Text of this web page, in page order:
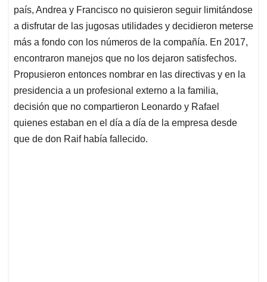
país, Andrea y Francisco no quisieron seguir limitándose
a disfrutar de las jugosas utilidades y decidieron meterse
más a fondo con los números de la compañía. En 2017,
encontraron manejos que no los dejaron satisfechos.
Propusieron entonces nombrar en las directivas y en la
presidencia a un profesional externo a la familia,
decisión que no compartieron Leonardo y Rafael
quienes estaban en el día a día de la empresa desde
que de don Raif había fallecido.